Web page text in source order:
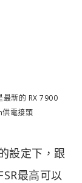
最新的 RX 7900
供電接頭
設定下，跟
最高可以